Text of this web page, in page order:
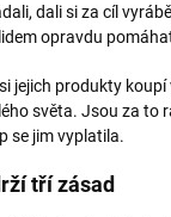
dali si za cíl
opravdu
jejich produkty
světa. Jsou za to
se jim vyplatila.
tří zásad